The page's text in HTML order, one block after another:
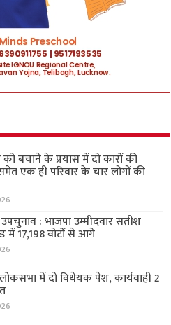
को बचाने के प्रयास में दो कारों की
एक ही परिवार के चार लोगों की
: भाजपा उम्मीदवार सतीश
में 17,198 वोटों से आगे
में दो विधेयक पेश, कार्यवाही 2